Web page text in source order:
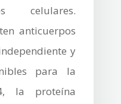
celulares.
anticuerpos
y
para la
la proteína